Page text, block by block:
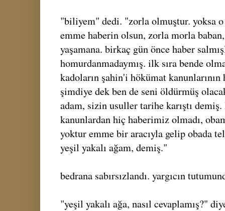
"biliyem" dedi. "zorla olmuştur. yoksa o
emme haberin olsun, zorla morla
yaşamana. birkaç gün önce haber
homurdanmadaymış. ilk sıra bende
kadoların şahin'i hökümat kanunlarının
şimdiye dek ben de seni öldürmüş
adam, sizin usuller tarihe karıştı
kanunlardan hiç haberimiz olmadı,
yoktur emme bir aracıyla gelip obada
yeşil yakalı ağam, demiş."
bedrana sabırsızlandı. yargıcın
"yeşil yakalı ağa, nasıl cevaplamış?"